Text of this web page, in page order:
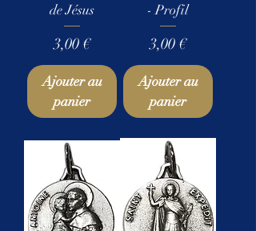
de Jésus
Prix
3,00 €
Ajouter au
panier
- Profil
Prix
3,00 €
Ajouter au
panier